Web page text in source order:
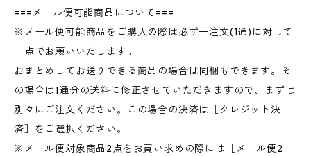
===メール便可能商品について===
※メール便可能商品をご購入の際は必ず一注文(1通)に対して
一点でお願いいたします。
おまとめしてお送りできる商品の場合は同梱もできます。そ
の場合は1通分の送料に修正させていただきますので、まずは
別々にご注文ください。この場合の決済は［クレジット決
済］をご選択ください。
※メール便対象商品2点をお買い求めの際には［メール便2